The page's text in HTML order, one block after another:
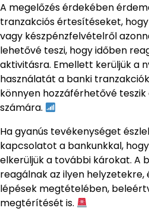
A megelőzés érdekében
tranzakciós értesítéseket,
vagy készpénzfelvételről
lehetővé teszi, hogy időben
aktivitásra. Emellett kerüljük a
használatát a banki
könnyen hozzáférhetővé
számára.
Ha gyanús tevékenységet
kapcsolatot a bankunkkal,
elkerüljük a további károkat. A
reagálnak az ilyen
lépések megtételében,
megtérítését is.